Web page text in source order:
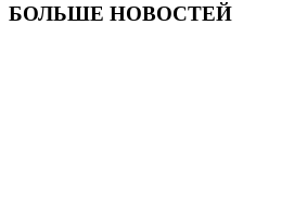
БОЛЬШЕ НОВОСТЕЙ